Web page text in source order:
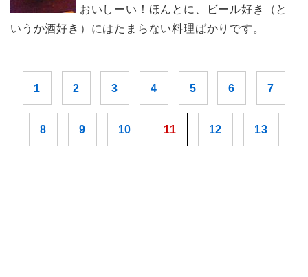
おいしーい！ほんとに、ビール好き（と
いうか酒好き）にはたまらない料理ばかりです。
1 2 3 4 5 6 7
8 9 10 11 12 13